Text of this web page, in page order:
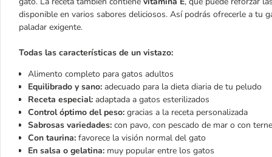
disponible en varios sabores deliciosos. Así podrás ofrecerle a tu
paladar exigente.
Todas las características de un vistazo:
Alimento completo para gatos adultos
Equilibrado y sano: adecuado para la dieta diaria de tu peludo
Receta especial: adaptada a gatos esterilizados
Control óptimo del peso: gracias a la receta personalizada
Sabrosas variedades: con pavo, con pescado de mar o con
Con taurina: favorece la visión normal del gato
En salsa o gelatina: muy popular entre los gatos